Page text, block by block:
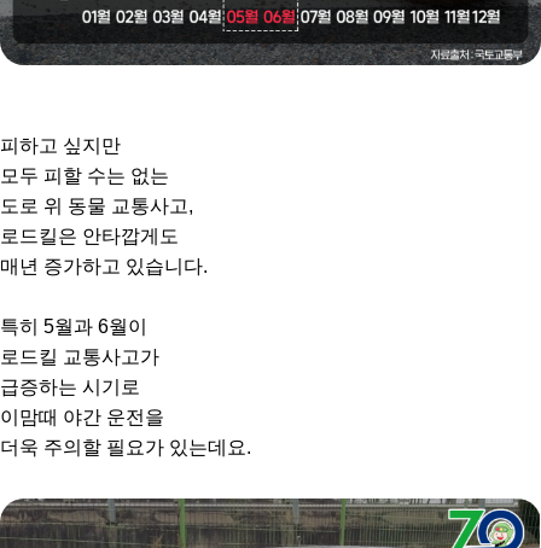
피하고 싶지만
모두 피할 수는 없는
도로 위 동물 교통사고,
로드킬은 안타깝게도
매년 증가하고 있습니다.
특히 5월과 6월이
로드킬 교통사고가
급증하는 시기로
이맘때 야간 운전을
더욱 주의할 필요가 있는데요.